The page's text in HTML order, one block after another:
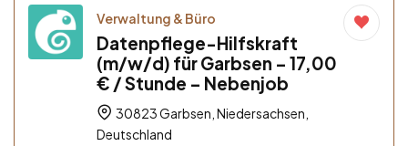
Verwaltung & Büro
Datenpflege-Hilfskraft
(m/w/d) für Garbsen – 17,00
€ / Stunde – Nebenjob
30823 Garbsen, Niedersachsen,
Deutschland